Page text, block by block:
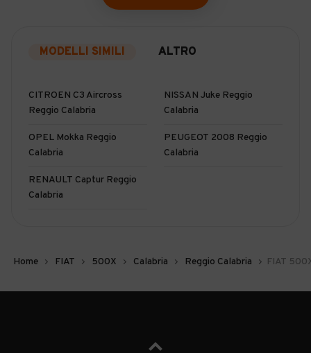
MODELLI SIMILI ALTRO
CITROEN C3 Aircross
Reggio Calabria
NISSAN Juke Reggio
Calabria
OPEL Mokka Reggio
Calabria
PEUGEOT 2008 Reggio
Calabria
RENAULT Captur Reggio
Calabria
Home FIAT 500X Calabria Reggio Calabria FIAT